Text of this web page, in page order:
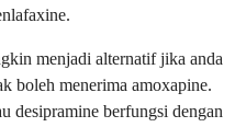
menjadi alternatif jika anda
boleh menerima amoxapine.
desipramine berfungsi dengan